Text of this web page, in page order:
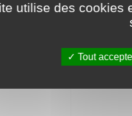
utilise des cookies
Tout